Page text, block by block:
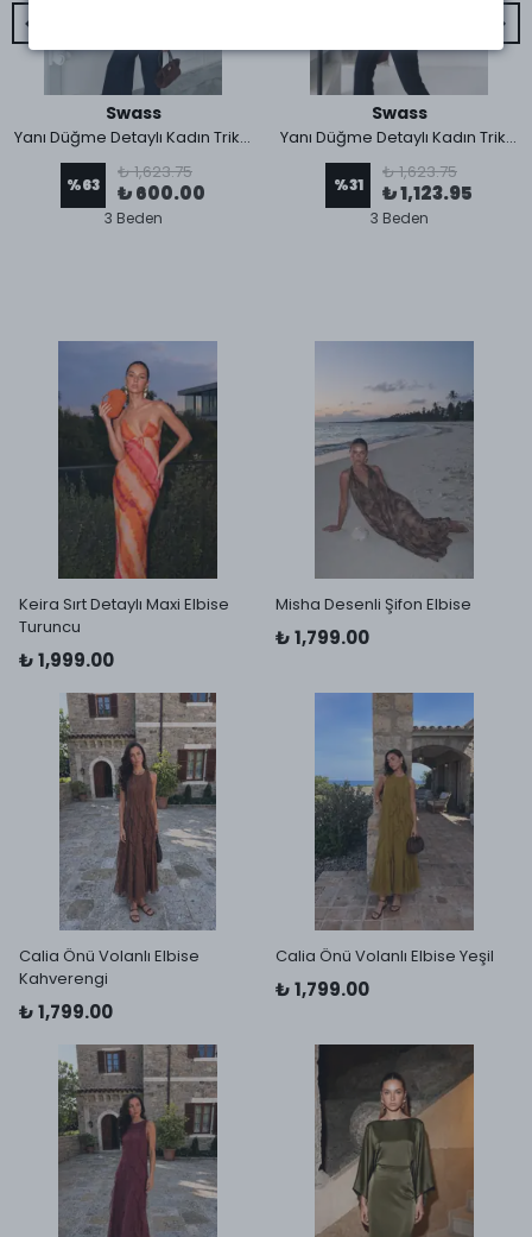
Swass
Yanı Düğme Detaylı Kadın Triko Kazak Kahverengi
%63
₺ 1,623.75
₺ 600.00
3 Beden
Swass
Yanı Düğme Detaylı Kadın Triko Kazak Siyah
%31
₺ 1,623.75
₺ 1,123.95
3 Beden
Keira Sırt Detaylı Maxi Elbise
Turuncu
₺ 1,999.00
Misha Desenli Şifon Elbise
₺ 1,799.00
Calia Önü Volanlı Elbise
Kahverengi
₺ 1,799.00
Calia Önü Volanlı Elbise Yeşil
₺ 1,799.00